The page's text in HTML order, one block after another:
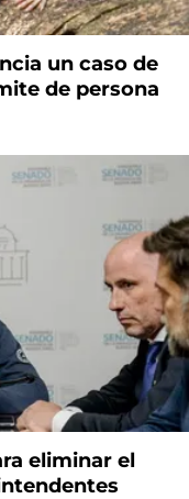
un caso de
de persona
eliminar el